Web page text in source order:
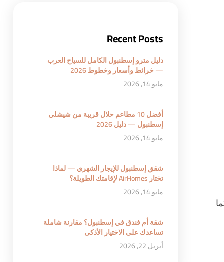
Recent Posts
مايو 14, 2026
دليل مترو إسطنبول الكامل للسياح العرب
— خرائط وأسعار وخطوط 2026
مايو 14, 2026
أفضل 10 مطاعم حلال قريبة من شيشلي
إسطنبول — دليل 2026
مايو 14, 2026
شقق إسطنبول للإيجار الشهري — لماذا
تختار AirHomes لإقامتك الطويلة؟
أبريل 22, 2026
شقة أم فندق في إسطنبول؟ مقارنة شاملة
تساعدك على الاختيار الأذكى